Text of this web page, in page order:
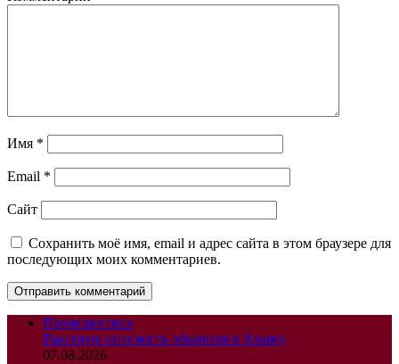
Имя *
Email *
Сайт
Сохранить моё имя, email и адрес сайта в этом браузере для
последующих моих комментариев.
Происшествия
Ракетную опасность объявили в Крыму
07.08.2026